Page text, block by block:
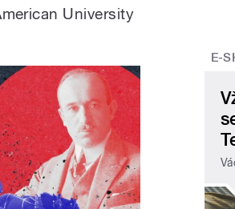
University
E-